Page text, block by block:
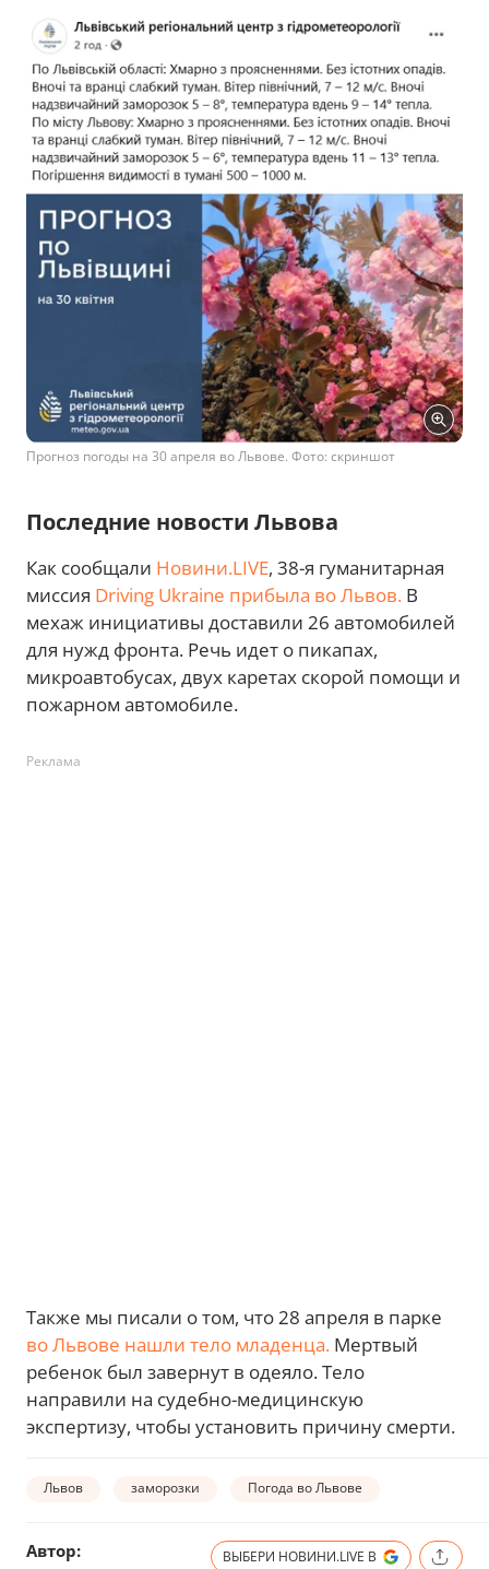
Прогноз погоды на 30 апреля во Львове. Фото: скриншот
Последние новости Львова
Как сообщали Новини.LIVE, 38-я гуманитарная
миссия Driving Ukraine прибыла во Львов. В
мехаж инициативы доставили 26 автомобилей
для нужд фронта. Речь идет о пикапах,
микроавтобусах, двух каретах скорой помощи и
пожарном автомобиле.
Реклама
Также мы писали о том, что 28 апреля в парке
во Львове нашли тело младенца. Мертвый
ребенок был завернут в одеяло. Тело
направили на судебно-медицинскую
экспертизу, чтобы установить причину смерти.
Львов заморозки Погода во Львове
Автор: ВЫБЕРИ НОВИНИ.LIVE В